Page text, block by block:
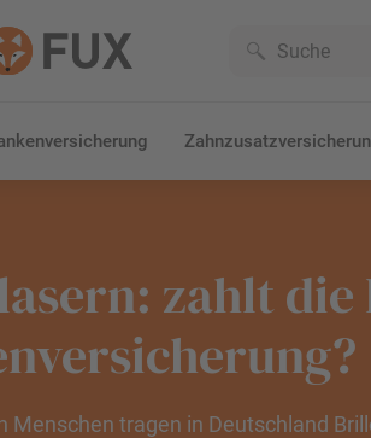
zahlt
Menschen tragen in Deutschland